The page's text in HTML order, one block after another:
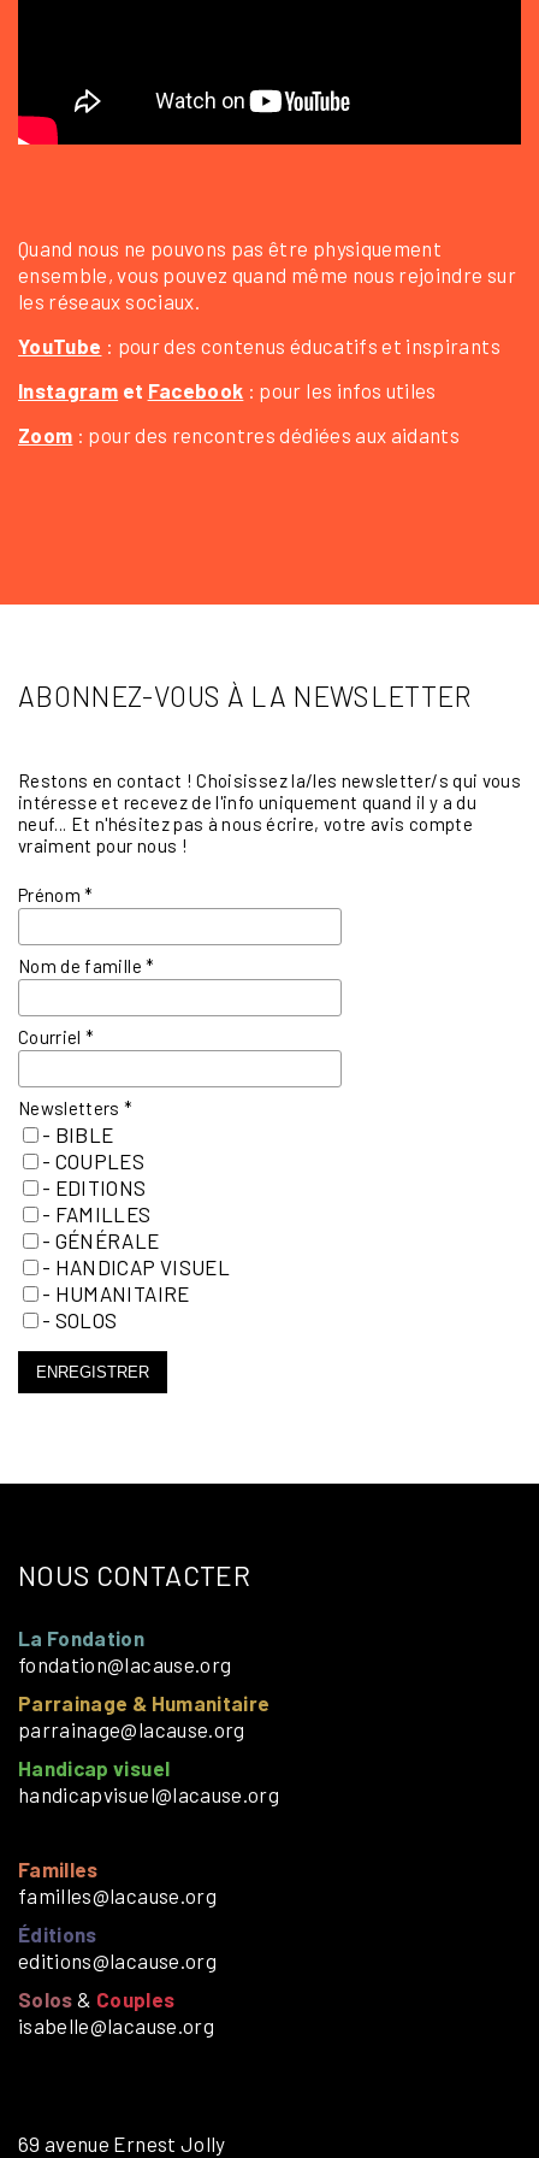
Quand nous ne pouvons pas être physiquement
ensemble, vous pouvez quand même nous rejoindre sur
les réseaux sociaux.
YouTube : pour des contenus éducatifs et inspirants
Instagram et Facebook : pour les infos utiles
Zoom : pour des rencontres dédiées aux aidants
ABONNEZ-VOUS À LA NEWSLETTER
Restons en contact ! Choisissez la/les newsletter/s qui vous
intéresse et recevez de l'info uniquement quand il y a du
neuf... Et n'hésitez pas à nous écrire, votre avis compte
vraiment pour nous !
Prénom*
Nom de famille*
Courriel*
Newsletters*
- BIBLE
- COUPLES
- EDITIONS
- FAMILLES
- GÉNÉRALE
- HANDICAP VISUEL
- HUMANITAIRE
- SOLOS
ENREGISTRER
NOUS CONTACTER
La Fondation
fondation@lacause.org
Parrainage & Humanitaire
parrainage@lacause.org
Handicap visuel
handicapvisuel@lacause.org
Familles
familles@lacause.org
Éditions
editions@lacause.org
Solos & Couples
isabelle@lacause.org
69 avenue Ernest Jolly